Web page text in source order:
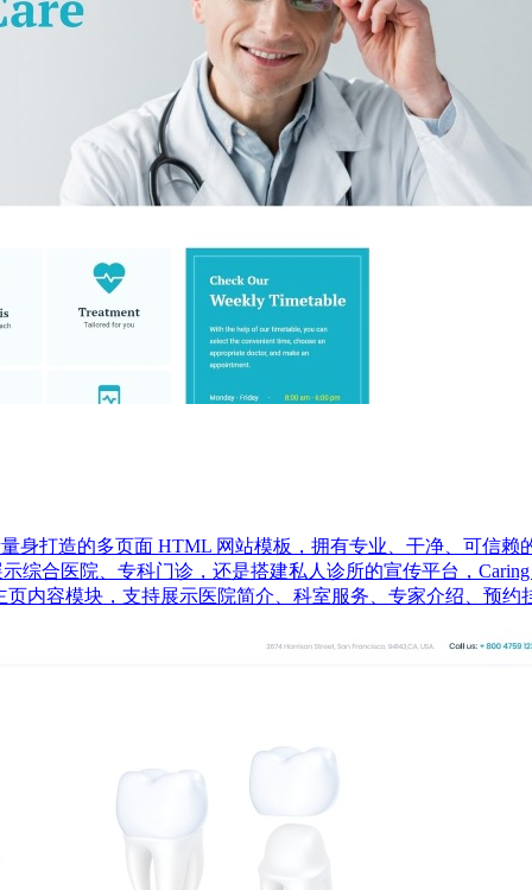
身打造的多页面 HTML 网站模板，拥有专业、干净、可信
综合医院、专科门诊，还是搭建私人诊所的宣传平台，
内容模块，支持展示医院简介、科室服务、专家介绍、预